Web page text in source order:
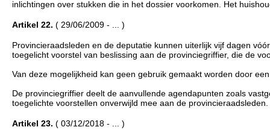
inlichtingen over stukken die in het dossier voorkomen. Het
Artikel 22. ( 29/06/2009 - ... )
Provincieraadsleden en de deputatie kunnen uiterlijk vijf dagen
toegelicht voorstel van beslissing aan de provinciegriffier, die de
Van deze mogelijkheid kan geen gebruik gemaakt worden door
De provinciegriffier deelt de aanvullende agendapunten zoals
toegelichte voorstellen onverwijld mee aan de provincieraadsleden.
Artikel 23. ( 03/12/2018 - ... )